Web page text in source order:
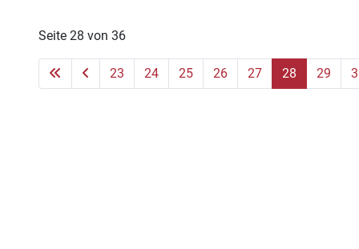
Seite 28 von 36
23 24 25 26 27 28 29